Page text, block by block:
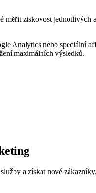
ziskovost jednotlivých
Analytics nebo speciální
maximálních výsledků.
a získat nové